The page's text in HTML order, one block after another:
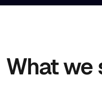
What we